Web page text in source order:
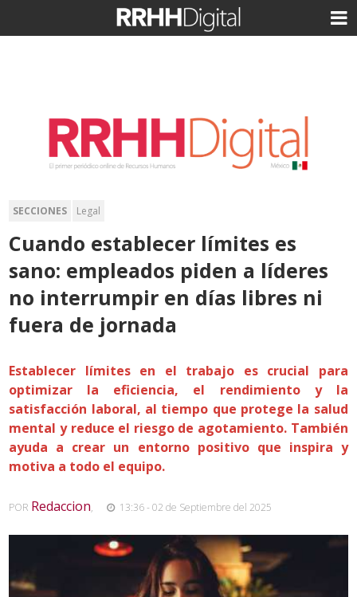
SECCIONES Legal
Cuando establecer límites es
sano: empleados piden a líderes
no interrumpir en días libres ni
fuera de jornada
Establecer límites en el trabajo es crucial para
optimizar la eficiencia, el rendimiento y la
satisfacción laboral, al tiempo que protege la salud
mental y reduce el riesgo de agotamiento. También
ayuda a crear un entorno positivo que inspira y
motiva a todo el equipo.
POR Redaccion, 13:36 - 02 de Septiembre del 2025